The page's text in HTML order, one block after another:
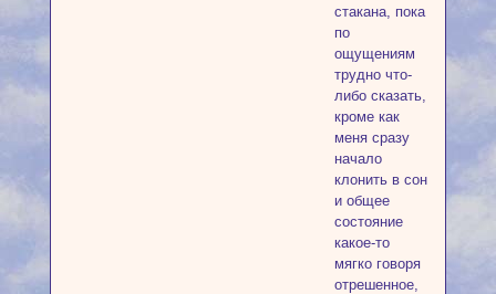
стакана, пока
по
ощущениям
трудно что-
либо сказать,
кроме как
меня сразу
начало
клонить в сон
и общее
состояние
какое-то
мягко говоря
отрешенное,